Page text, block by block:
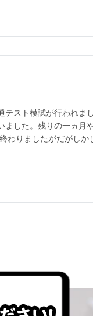
に「普通のみかん」と
テスト模試が行われま
ました。残りの一ヵ月
わりましたがだがし
そしてうれしいお知ら
、2生の両方の部で全